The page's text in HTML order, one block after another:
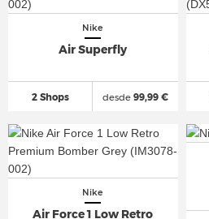
Nike
Air Superfly
2 Shops desde99,99 €
Nike
Air Force 1 Low Retro